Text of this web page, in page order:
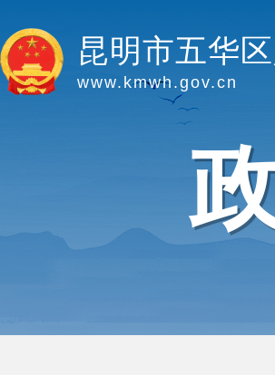
昆明市五华
www.kmwh.gov.cn